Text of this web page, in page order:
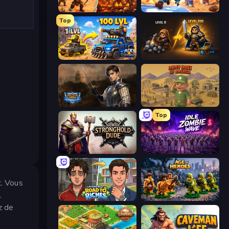
Vous
de
Last Bastion Tower Battle
Top
AOD - Art Of Defense Gothic Story RPG
Battle Arena Army Base Of America
Stronghold Dude
Top
Idle Zombie Wave: Survivors
Life Simulator: Road to Riches Age of Heroes